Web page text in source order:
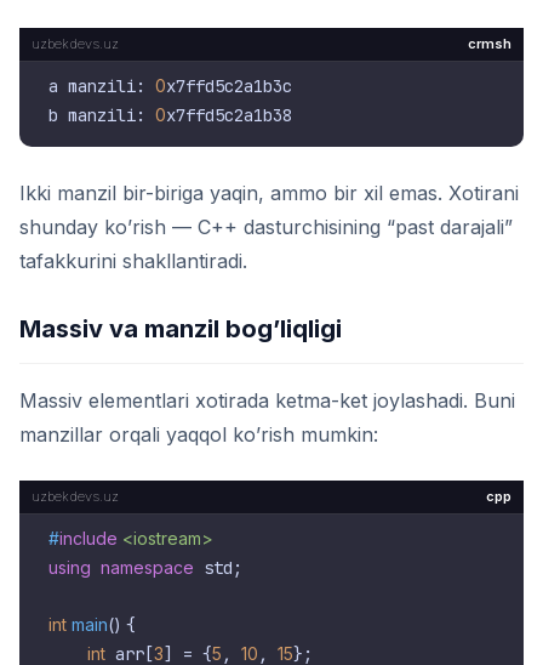
crmsh
a manzili: 0x7ffd5c2a1b3c
b manzili: 0
Ikki manzil bir-biriga yaqin, ammo bir xil emas. Xotirani
shunday ko’rish — C++ dasturchisining “past darajali”
tafakkurini shakllantiradi.
Massiv va manzil bog’liqligi
Massiv elementlari xotirada ketma-ket joylashadi. Buni
manzillar orqali yaqqol ko’rish mumkin:
cpp
#include <iostream>
using namespace std;
int main() {
int arr[3] = {5 , 10 , 15};